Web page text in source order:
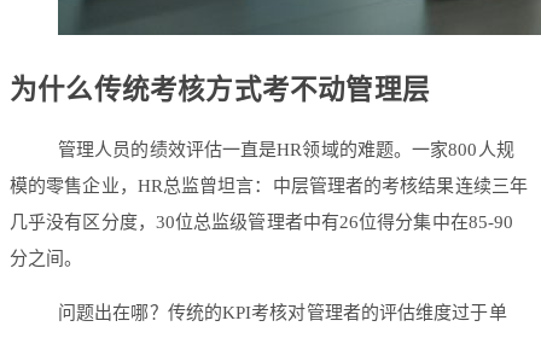
为什么传统考核方式考不动管理层
管理人员的绩效评估一直是HR领域的难题。一家800人规
模的零售企业，HR总监曾坦言：中层管理者的考核结果连续三年
几乎没有区分度，30位总监级管理者中有26位得分集中在85-90
分之间。
问题出在哪？传统的KPI考核对管理者的评估维度过于单